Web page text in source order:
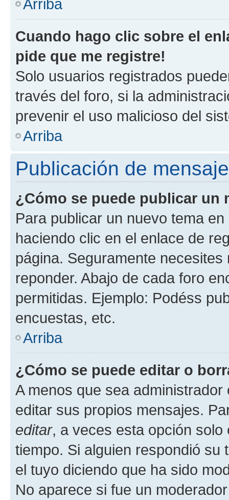
Arriba
Cuando hago clic sobre el
pide que me registre!
Solo usuarios registrados
través del foro, si la
prevenir el uso malicioso del
Arriba
Publicación de
¿Cómo se puede publicar un
Para publicar un nuevo tema
haciendo clic en el enlace de
página. Seguramente
reponder. Abajo de cada foro
permitidas. Ejemplo: Podéss
encuestas, etc.
Arriba
¿Cómo se puede editar o
A menos que sea
editar sus propios mensajes.
editar, a veces esta opción
tiempo. Si alguien respondió
el tuyo diciendo que ha sido
No aparece si fue un